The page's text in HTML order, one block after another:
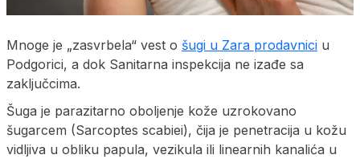
Mnoge je „zasvrbela“ vest o šugi u Zara prodavnici u
Podgorici, a dok Sanitarna inspekcija ne izađe sa
zaključcima.
Šuga je parazitarno oboljenje kože uzrokovano
šugarcem (Sarcoptes scabiei), čija je penetracija u kožu
vidljiva u obliku papula, vezikula ili linearnih kanalića u